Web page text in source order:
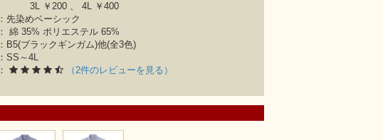
3L ￥200 、 4L ￥400
：先染めベーシック
：綿 35% ポリエステル 65%
： B5(ブラックギンガム)他(全3色)
：SS～4L
： （2件のレビューを見る）